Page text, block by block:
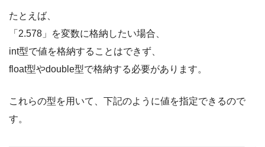
たとえば、
「2.578」を変数に格納したい場合、
int型で値を格納することはできず、
float型やdouble型で格納する必要があります。
これらの型を用いて、下記のように値を指定できるので
す。